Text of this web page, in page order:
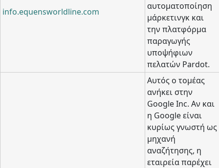
info.equensworldline.com
αυτοματοποίηση
μάρκετινγκ και
την πλατφόρμα
παραγωγής
υποψήφιων
πελατών Pardot.
Αυτός ο τομέας
ανήκει στην
Google Inc. Αν και
η Google είναι
κυρίως γνωστή ως
μηχανή
αναζήτησης, η
εταιρεία παρέχει